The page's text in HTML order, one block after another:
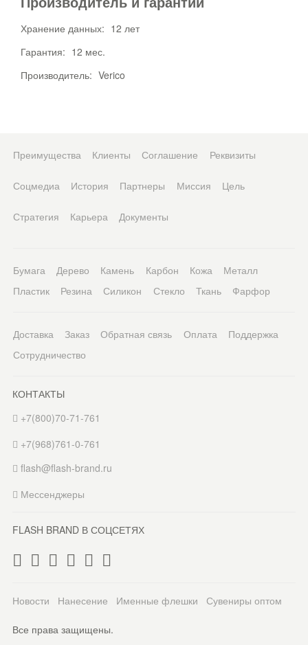
Хранение данных: 12 лет
Гарантия: 12 мес.
Производитель: Verico
Преимущества Клиенты Соглашение Реквизиты
Соцмедиа История Партнеры Миссия Цель
Стратегия Карьера Документы
Бумага Дерево Камень Карбон Кожа
Металл
Пластик
Резина Силикон Стекло Ткань Фарфор
Доставка Заказ Обратная связь Оплата
Поддержка
Сотрудничество
КОНТАКТЫ
+7(800)70-71-761
+7(968)761-0-761
flash@flash-brand.ru
Мессенджеры
FLASH BRAND В СОЦСЕТЯХ
Новости Нанесение Именные флешки Сувениры оптом
Все права защищены.